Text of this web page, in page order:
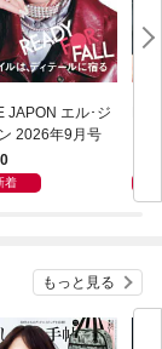
JAPON エル･ジ
2026年9月号
着
もっと見る